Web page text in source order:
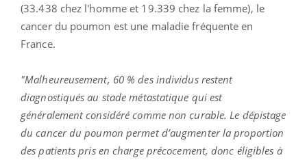
(33.438 chez l'homme et 19.339 chez la femme), le
cancer du poumon est une maladie fréquente en
France.
"Malheureusement, 60 % des individus restent
diagnostiqués au stade métastatique qui est
généralement considéré comme non curable. Le dépistage
du cancer du poumon permet d’augmenter la proportion
des patients pris en charge précocement, donc éligibles à